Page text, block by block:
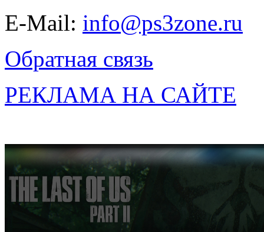
E-Mail: info@ps3zone.ru
Обратная связь
РЕКЛАМА НА САЙТЕ